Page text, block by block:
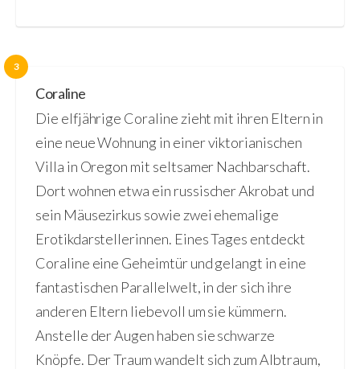
3
Coraline
Die elfjährige Coraline zieht mit ihren Eltern in
eine neue Wohnung in einer viktorianischen
Villa in Oregon mit seltsamer Nachbarschaft.
Dort wohnen etwa ein russischer Akrobat und
sein Mäusezirkus sowie zwei ehemalige
Erotikdarstellerinnen. Eines Tages entdeckt
Coraline eine Geheimtür und gelangt in eine
fantastischen Parallelwelt, in der sich ihre
anderen Eltern liebevoll um sie kümmern.
Anstelle der Augen haben sie schwarze
Knöpfe. Der Traum wandelt sich zum Albtraum,